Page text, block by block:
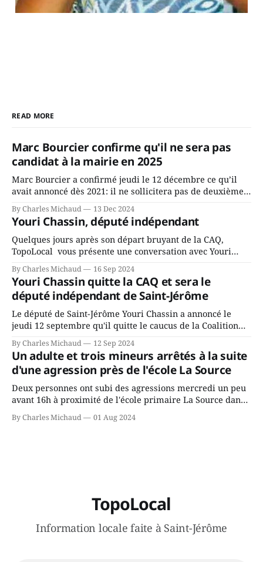
READ MORE
Marc Bourcier confirme qu'il ne sera pas
candidat à la mairie en 2025
Marc Bourcier a confirmé jeudi le 12 décembre ce qu’il
avait annoncé dès 2021: il ne sollicitera pas de deuxième
fait l’annonce en s’adressant aux employés de la ville,
rassemblés en soirée pour leur traditionnel souper
By Charles Michaud 13 Dec 2024
Youri Chassin, député indépendant
Quelques jours après son départ bruyant de la CAQ,
TopoLocal vous présente une conversation avec Youri
depuis longtemps? Sera-t-il candidat indépendant dans 2
ans? Joindrait-il un autre parti, par exemple les
conservateurs d’Éric Duhaime? Que lui
By Charles Michaud 16 Sep 2024
Youri Chassin quitte la CAQ et sera le
député indépendant de Saint-Jérôme
Le député de Saint-Jérôme Youri Chassin a annoncé le
jeudi 12 septembre qu'il quitte le caucus de la Coalition
gouvernement de la CAQ, surtout de son incapacité, qu'il
juge chronique, à offrir des
By Charles Michaud 12 Sep 2024
Un adulte et trois mineurs arrêtés à la suite
d'une agression près de l'école La Source
Deux personnes ont subi des agressions mercredi un peu
avant 16h à proximité de l'école primaire La Source dans
victimes aurait été écrasée sous un véhicule et aspergée
By Charles Michaud 01 Aug 2024
TopoLocal
Information locale faite à Saint-Jérôme